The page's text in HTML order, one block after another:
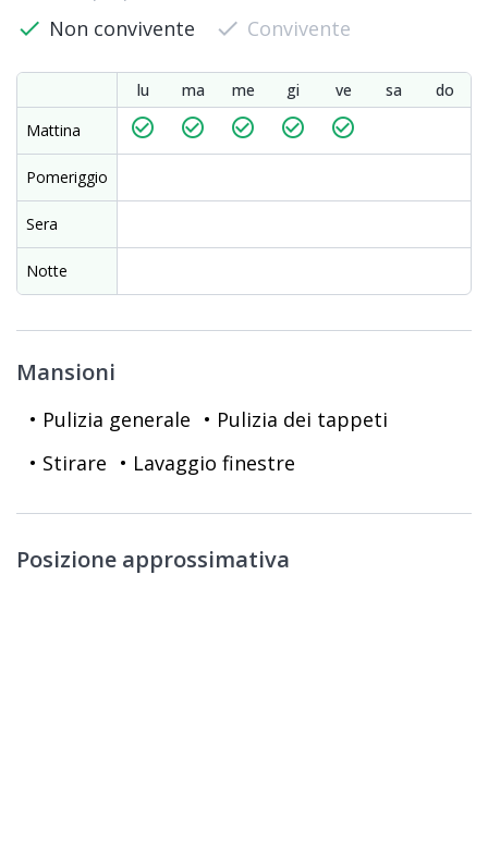
check Non convivente check Convivente
lu ma me gi ve sa
do
Mattina
check_circle_outline check_circle_outline check_circle_outline check_circle_outline check_circle_outline
Pomeriggio
Sera
Notte
Mansioni
• Pulizia generale • Pulizia dei tappeti
• Stirare • Lavaggio finestre
Posizione approssimativa